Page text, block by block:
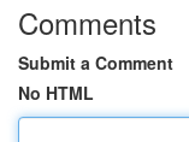
Comments
Submit a Comment
No HTML